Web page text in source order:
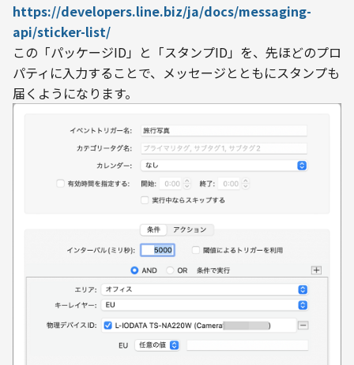
https://developers.line.biz/ja/docs/messaging-
api/sticker-list/
この「パッケージID」と「スタンプID」を、先ほどのプロ
パティに入力することで、メッセージとともにスタンプも
届くようになります。